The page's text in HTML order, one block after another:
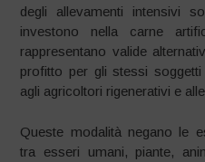
degli allevamenti intensivi
investono nella carne
rappresentano valide
profitto per gli stessi
agli agricoltori rigenerativi e
Queste modalità negano le
tra esseri umani, piante,